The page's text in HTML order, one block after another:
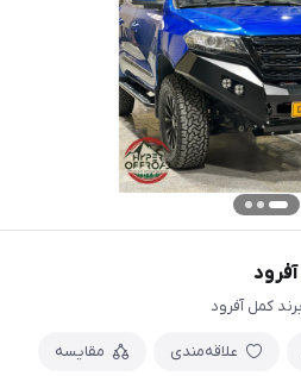
کمل آفرود
علاقه‌مندی مقایسه